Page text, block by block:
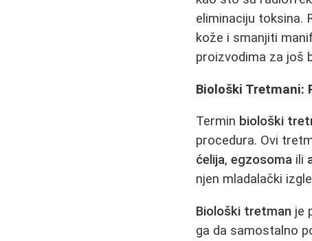
eliminaciju toksina.
kože i smanjiti
proizvodima za još
Biološki Tretmani:
Termin biološki
procedura. Ovi
ćelija,egzosoma ili
njen mladalački
Biološki tretman je
ga da samostalno